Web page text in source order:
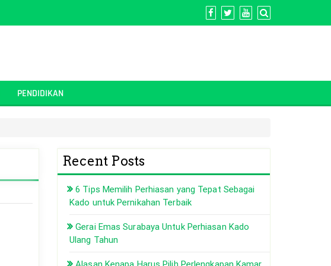
PENDIDIKAN
Recent Posts
6 Tips Memilih Perhiasan yang Tepat Sebagai
Kado untuk Pernikahan Terbaik
Gerai Emas Surabaya Untuk Perhiasan Kado
Ulang Tahun